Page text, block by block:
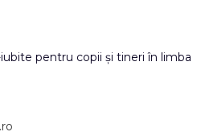
pentru copii și tineri în limba